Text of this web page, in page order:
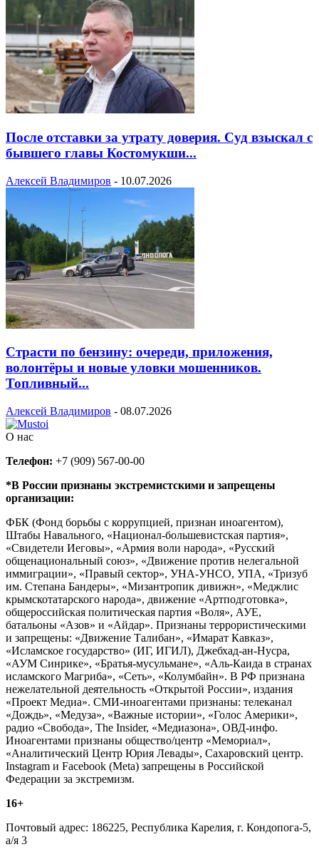
После отставки за утрату доверия. Суд взыскал с
бывшего главы Костомукши...
Алексей Владимиров - 10.07.2026
Страсти по бензину: очереди, приложения,
волонтёры и новые уловки мошенников.
Топливный...
Алексей Владимиров - 08.07.2026
О нас
Телефон: +7 (909) 567-00-00
*В России признаны экстремистскими и запрещены
организации:
ФБК (Фонд борьбы с коррупцией, признан иноагентом),
Штабы Навального, «Национал-большевистская партия»,
«Свидетели Иеговы», «Армия воли народа», «Русский
общенациональный союз», «Движение против нелегальной
иммиграции», «Правый сектор», УНА-УНСО, УПА, «Тризуб
им. Степана Бандеры», «Мизантропик дивижн», «Меджлис
крымскотатарского народа», движение «Артподготовка»,
общероссийская политическая партия «Воля», АУЕ,
батальоны «Азов» и «Айдар». Признаны террористическими
и запрещены: «Движение Талибан», «Имарат Кавказ»,
«Исламское государство» (ИГ, ИГИЛ), Джебхад-ан-Нусра,
«АУМ Синрике», «Братья-мусульмане», «Аль-Каида в странах
исламского Магриба», «Сеть», «Колумбайн». В РФ признана
нежелательной деятельность «Открытой России», издания
«Проект Медиа». СМИ-иноагентами признаны: телеканал
«Дождь», «Медуза», «Важные истории», «Голос Америки»,
радио «Свобода», The Insider, «Медиазона», ОВД-инфо.
Иноагентами признаны общество/центр «Мемориал»,
«Аналитический Центр Юрия Левады», Сахаровский центр.
Instagram и Facebook (Metа) запрещены в Российской
Федерации за экстремизм.
16+
Почтовый адрес: 186225, Республика Карелия, г. Кондопога-5,
а/я 3